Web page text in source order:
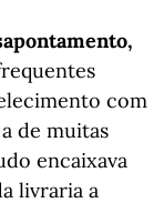
com
de muitas
encaixava
livraria a